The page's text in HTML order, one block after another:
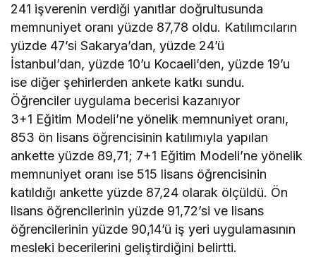
241 işverenin verdiği yanıtlar doğrultusunda
memnuniyet oranı yüzde 87,78 oldu. Katılımcıların
yüzde 47’si Sakarya’dan, yüzde 24’ü
İstanbul’dan, yüzde 10’u Kocaeli’den, yüzde 19’u
ise diğer şehirlerden ankete katkı sundu.
Öğrenciler uygulama becerisi kazanıyor
3+1 Eğitim Modeli’ne yönelik memnuniyet oranı,
853 ön lisans öğrencisinin katılımıyla yapılan
ankette yüzde 89,71; 7+1 Eğitim Modeli’ne yönelik
memnuniyet oranı ise 515 lisans öğrencisinin
katıldığı ankette yüzde 87,24 olarak ölçüldü. Ön
lisans öğrencilerinin yüzde 91,72’si ve lisans
öğrencilerinin yüzde 90,14’ü iş yeri uygulamasının
mesleki becerilerini geliştirdiğini belirtti.